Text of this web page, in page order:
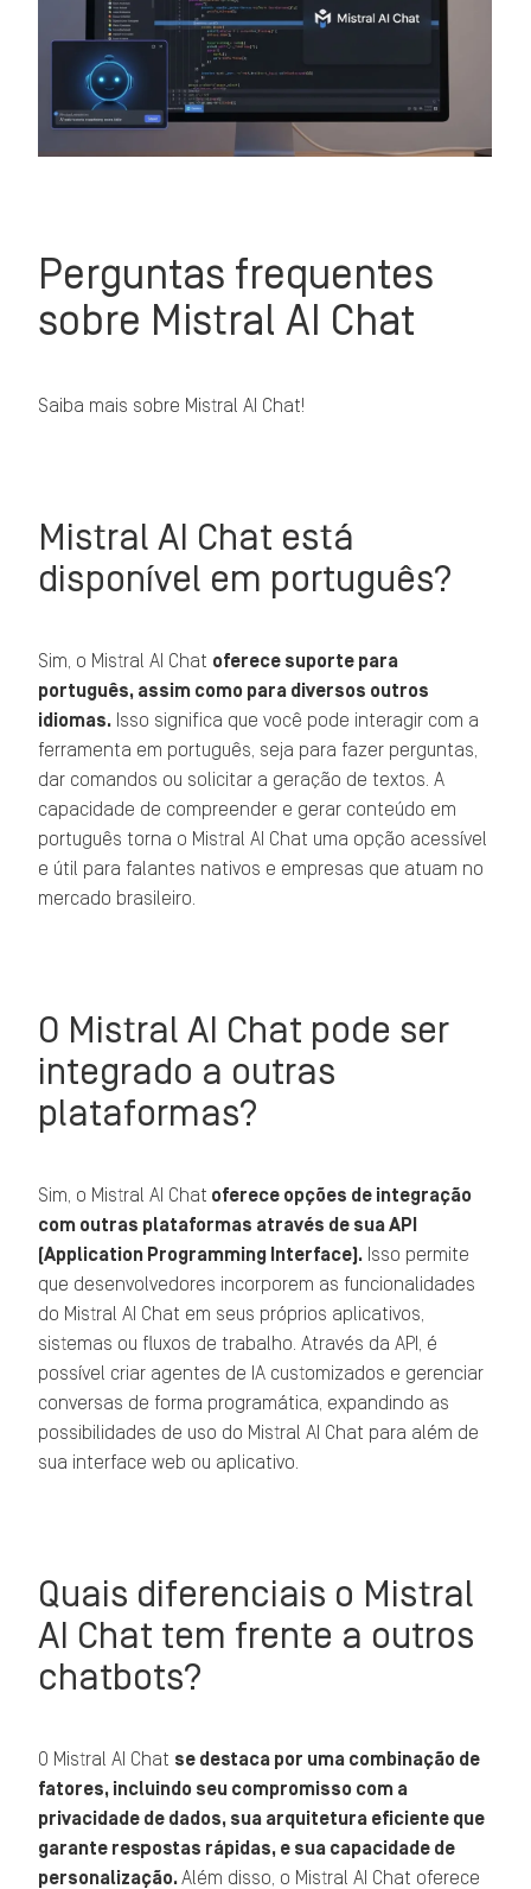
Perguntas frequentes
sobre Mistral AI Chat
Saiba mais sobre Mistral AI Chat!
Mistral AI Chat está
disponível em português?
Sim, o Mistral AI Chat oferece suporte para
português, assim como para diversos outros
idiomas. Isso significa que você pode interagir com a
ferramenta em português, seja para fazer perguntas,
dar comandos ou solicitar a geração de textos. A
capacidade de compreender e gerar conteúdo em
português torna o Mistral AI Chat uma opção acessível
e útil para falantes nativos e empresas que atuam no
mercado brasileiro.
O Mistral AI Chat pode ser
integrado a outras
plataformas?
Sim, o Mistral AI Chat oferece opções de integração
com outras plataformas através de sua API
(Application Programming Interface). Isso permite
que desenvolvedores incorporem as funcionalidades
do Mistral AI Chat em seus próprios aplicativos,
sistemas ou fluxos de trabalho. Através da API, é
possível criar agentes de IA customizados e gerenciar
conversas de forma programática, expandindo as
possibilidades de uso do Mistral AI Chat para além de
sua interface web ou aplicativo.
Quais diferenciais o Mistral
AI Chat tem frente a outros
chatbots?
O Mistral AI Chat se destaca por uma combinação de
fatores, incluindo seu compromisso com a
privacidade de dados, sua arquitetura eficiente que
garante respostas rápidas, e sua capacidade de
personalização.Além disso, o Mistral AI Chat oferece